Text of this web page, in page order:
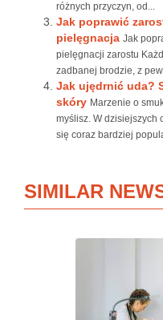
różnych przyczyn, od...
Jak poprawić
pielęgnacja Jak
pielęgnacji zarostu
zadbanej brodzie, z
Jak ujędrnić uda?
skóry Marzenie o
myślisz. W dzisiejszych
się coraz bardziej
SIMILAR